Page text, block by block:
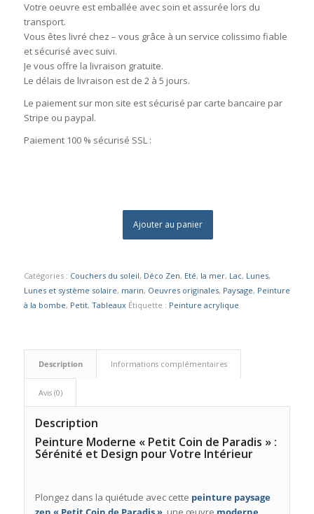
Votre oeuvre est emballée avec soin et assurée lors du
transport.
Vous êtes livré chez – vous grâce à un service colissimo fiable
et sécurisé avec suivi.
Je vous offre la livraison gratuite.
Le délais de livraison est de 2 à 5 jours.
Le paiement sur mon site est sécurisé par carte bancaire par
Stripe ou paypal.
Paiement 100 % sécurisé SSL :
Ajouter au panier
Catégories : Couchers du soleil, Déco Zen, Eté, la mer, Lac, Lunes,
Lunes et système solaire, marin, Oeuvres originales, Paysage, Peinture
à la bombe, Petit, Tableaux Étiquette : Peinture acrylique
Description Informations complémentaires
Avis (0)
Description
Peinture Moderne « Petit Coin de Paradis » :
Sérénité et Design pour Votre Intérieur
Plongez dans la quiétude avec cette peinture paysage